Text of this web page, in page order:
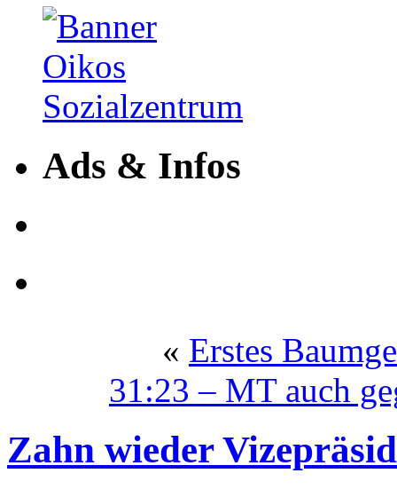
Ads & Infos
« Erstes
31:23 – MT auch
Zahn wieder